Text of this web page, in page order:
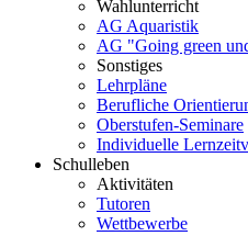
Wahlunterricht
AG Aquaristik
AG "Going green
Sonstiges
Lehrpläne
Berufliche
Oberstufen-Seminare
Individuelle
Schulleben
Aktivitäten
Tutoren
Wettbewerbe